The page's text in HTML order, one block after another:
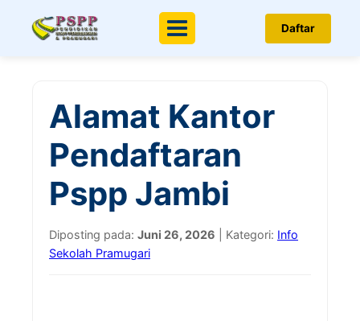
Menu Daftar
Alamat Kantor
Pendaftaran
Pspp Jambi
Diposting pada: Juni 26, 2026 | Kategori: Info
Sekolah Pramugari